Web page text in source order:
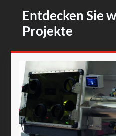
Entdecken Sie
Projekte